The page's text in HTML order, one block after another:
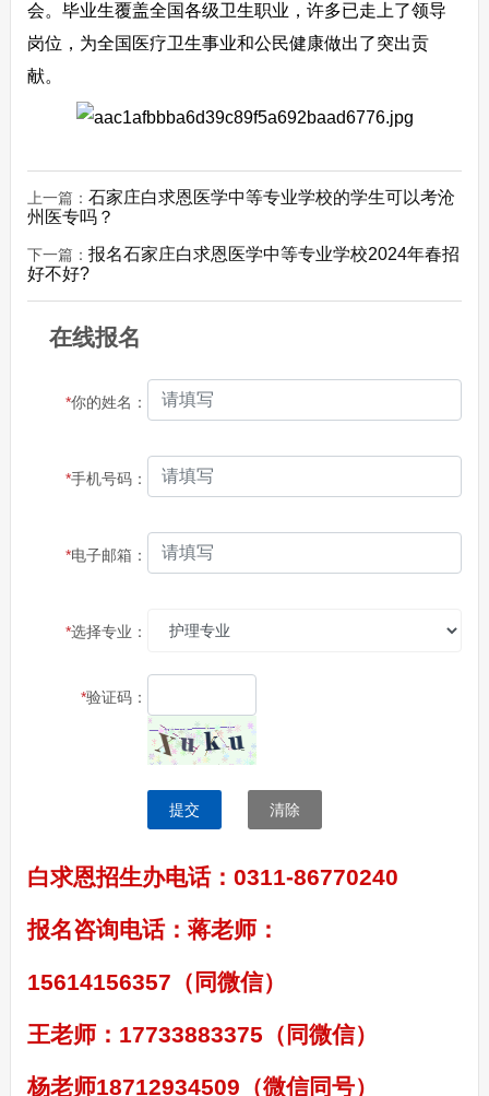
会。毕业生覆盖全国各级卫生职业，许多已走上了领导
岗位，为全国医疗卫生事业和公民健康做出了突出贡
献。
上一篇： 石家庄白求恩医学中等专业学校的学生可以考沧
州医专吗？
下一篇： 报名石家庄白求恩医学中等专业学校2024年春招
好不好?
在线报名
*你的姓名：
*手机号码：
*电子邮箱：
*选择专业：
*验证码：
提交 清除
白求恩招生办电话：0311-86770240
报名咨询电话：蒋老师：
15614156357（同微信）
王老师：17733883375（同微信）
杨老师18712934509（微信同号）